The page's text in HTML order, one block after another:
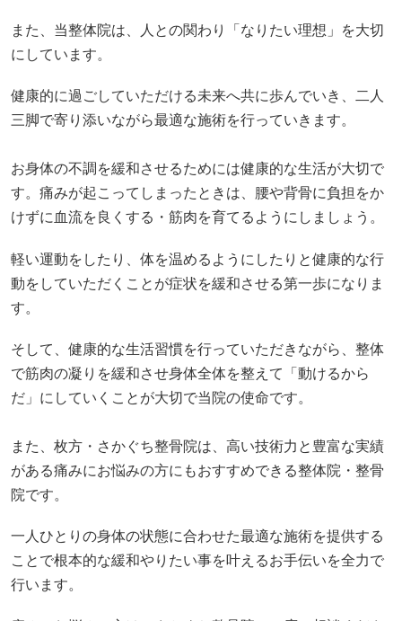
また、当整体院は、人との関わり「なりたい理想」を大切
にしています。
健康的に過ごしていただける未来へ共に歩んでいき、二人
三脚で寄り添いながら最適な施術を行っていきます。
お身体の不調を緩和させるためには健康的な生活が大切で
す。痛みが起こってしまったときは、腰や背骨に負担をか
けずに血流を良くする・筋肉を育てるようにしましょう。
軽い運動をしたり、体を温めるようにしたりと健康的な行
動をしていただくことが症状を緩和させる第一歩になりま
す。
そして、健康的な生活習慣を行っていただきながら、整体
で筋肉の凝りを緩和させ身体全体を整えて「動けるから
だ」にしていくことが大切で当院の使命です。
また、枚方・さかぐち整骨院は、高い技術力と豊富な実績
がある痛みにお悩みの方にもおすすめできる整体院・整骨
院です。
一人ひとりの身体の状態に合わせた最適な施術を提供する
ことで根本的な緩和やりたい事を叶えるお手伝いを全力で
行います。